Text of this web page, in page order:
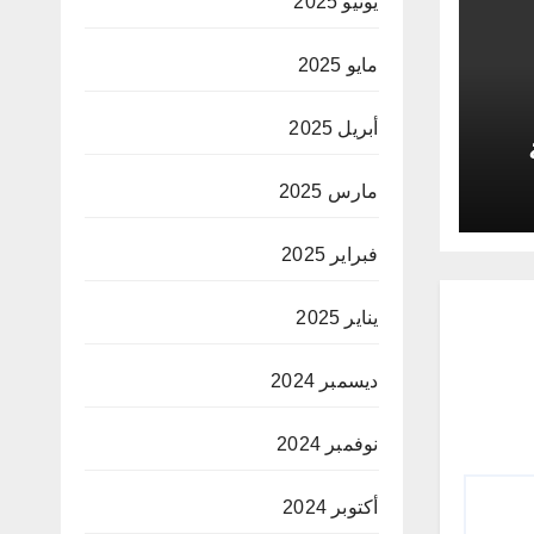
مايو 2025
أبريل 2025
مارس 2025
فبراير 2025
يناير 2025
ديسمبر 2024
نوفمبر 2024
أكتوبر 2024